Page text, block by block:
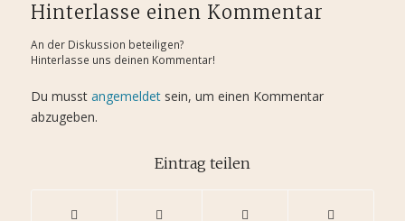
Hinterlasse einen Kommentar
An der Diskussion beteiligen?
Hinterlasse uns deinen Kommentar!
Du musst angemeldetsein, um einen Kommentar
abzugeben.
Eintrag teilen